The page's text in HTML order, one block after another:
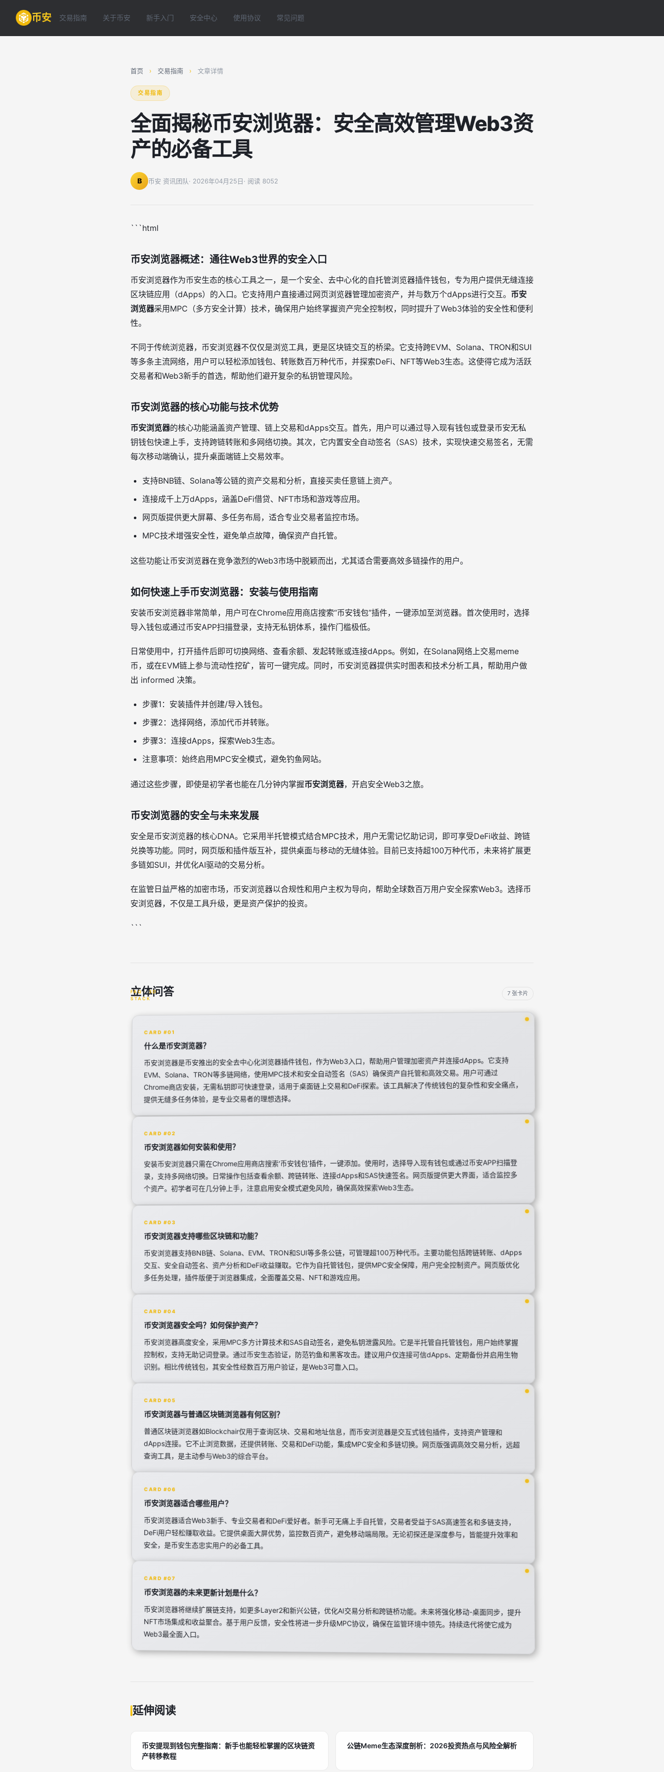
币安 交易指南 关于币安 新手入门 安全中心 使用协议 常见问题
首页 › 交易指南 › 文章详情
交易指南
全面揭秘币安浏览器：安全高效管理Web3资
产的必备工具
B 币安 资讯团队· 2026年04月25日· 阅读 8052
```html
币安浏览器概述：通往Web3世界的安全入口
币安浏览器作为币安生态的核心工具之一，是一个安全、去中心化的自托管浏览器插件钱包，专为用户提供无缝连接
区块链应用（dApps）的入口。它支持用户直接通过网页浏览器管理加密资产，并与数万个dApps进行交互。 币安
浏览器采用MPC（多方安全计算）技术，确保用户始终掌握资产完全控制权，同时提升了Web3体验的安全性和便利
性。
不同于传统浏览器，币安浏览器不仅仅是浏览工具，更是区块链交互的桥梁。它支持跨EVM、Solana、TRON和SUI
等多条主流网络，用户可以轻松添加钱包、转账数百万种代币，并探索DeFi、NFT等Web3生态。这使得它成为活跃
交易者和Web3新手的首选，帮助他们避开复杂的私钥管理风险。
币安浏览器的核心功能与技术优势
币安浏览器的核心功能涵盖资产管理、链上交易和dApps交互。首先，用户可以通过导入现有钱包或登录币安无私
钥钱包快速上手，支持跨链转账和多网络切换。其次，它内置安全自动签名（SAS）技术，实现快速交易签名，无需
每次移动端确认，提升桌面端链上交易效率。
支持BNB链、Solana等公链的资产交易和分析，直接买卖任意链上资产。
连接成千上万dApps，涵盖DeFi借贷、NFT市场和游戏等应用。
网页版提供更大屏幕、多任务布局，适合专业交易者监控市场。
MPC技术增强安全性，避免单点故障，确保资产自托管。
这些功能让币安浏览器在竞争激烈的Web3市场中脱颖而出，尤其适合需要高效多链操作的用户。
如何快速上手币安浏览器：安装与使用指南
安装币安浏览器非常简单，用户可在Chrome应用商店搜索“币安钱包”插件，一键添加至浏览器。首次使用时，选择
导入钱包或通过币安APP扫描登录，支持无私钥体系，操作门槛极低。
日常使用中，打开插件后即可切换网络、查看余额、发起转账或连接dApps。例如，在Solana网络上交易meme
币，或在EVM链上参与流动性挖矿，皆可一键完成。同时，币安浏览器提供实时图表和技术分析工具，帮助用户做
出 informed 决策。
步骤1：安装插件并创建/导入钱包。
步骤2：选择网络，添加代币并转账。
步骤3：连接dApps，探索Web3生态。
注意事项：始终启用MPC安全模式，避免钓鱼网站。
通过这些步骤，即使是初学者也能在几分钟内掌握币安浏览器，开启安全Web3之旅。
币安浏览器的安全与未来发展
安全是币安浏览器的核心DNA。它采用半托管模式结合MPC技术，用户无需记忆助记词，即可享受DeFi收益、跨链
兑换等功能。同时，网页版和插件版互补，提供桌面与移动的无缝体验。目前已支持超100万种代币，未来将扩展更
多链如SUI，并优化AI驱动的交易分析。
在监管日益严格的加密市场，币安浏览器以合规性和用户主权为导向，帮助全球数百万用户安全探索Web3。选择币
安浏览器，不仅是工具升级，更是资产保护的投资。
```
立体问答 7 张卡片
CARD #01
什么是币安浏览器？
币安浏览器是币安推出的安全去中心化浏览器插件钱包，作为Web3入口，帮助用户管理加密资产并连接dApps。它支持
EVM、Solana、TRON等多链网络，使用MPC技术和安全自动签名（SAS）确保资产自托管和高效交易。用户可通过
Chrome商店安装，无需私钥即可快速登录，适用于桌面链上交易和DeFi探索。该工具解决了传统钱包的复杂性和安全痛点，
提供无缝多任务体验，是专业交易者的理想选择。
CARD #02
币安浏览器如何安装和使用？
安装币安浏览器只需在Chrome应用商店搜索'币安钱包'插件，一键添加。使用时，选择导入现有钱包或通过币安APP扫描登
录，支持多网络切换。日常操作包括查看余额、跨链转账、连接dApps和SAS快速签名。网页版提供更大界面，适合监控多
个资产。初学者可在几分钟上手，注意启用安全模式避免风险，确保高效探索Web3生态。
CARD #03
币安浏览器支持哪些区块链和功能？
币安浏览器支持BNB链、Solana、EVM、TRON和SUI等多条公链，可管理超100万种代币。主要功能包括跨链转账、dApps
交互、安全自动签名、资产分析和DeFi收益赚取。它作为自托管钱包，提供MPC安全保障，用户完全控制资产。网页版优化
多任务处理，插件版便于浏览器集成，全面覆盖交易、NFT和游戏应用。
CARD #04
币安浏览器安全吗？如何保护资产？
币安浏览器高度安全，采用MPC多方计算技术和SAS自动签名，避免私钥泄露风险。它是半托管自托管钱包，用户始终掌握
控制权，支持无助记词登录。通过币安生态验证，防范钓鱼和黑客攻击。建议用户仅连接可信dApps、定期备份并启用生物
识别。相比传统钱包，其安全性经数百万用户验证，是Web3可靠入口。
CARD #05
币安浏览器与普通区块链浏览器有何区别？
普通区块链浏览器如Blockchair仅用于查询区块、交易和地址信息，而币安浏览器是交互式钱包插件，支持资产管理和
dApps连接。它不止浏览数据，还提供转账、交易和DeFi功能，集成MPC安全和多链切换。网页版强调高效交易分析，远超
查询工具，是主动参与Web3的综合平台。
CARD #06
币安浏览器适合哪些用户？
币安浏览器适合Web3新手、专业交易者和DeFi爱好者。新手可无痛上手自托管，交易者受益于SAS高速签名和多链支持，
DeFi用户轻松赚取收益。它提供桌面大屏优势，监控数百资产，避免移动端局限。无论初探还是深度参与，皆能提升效率和
安全，是币安生态忠实用户的必备工具。
CARD #07
币安浏览器的未来更新计划是什么？
币安浏览器将继续扩展链支持，如更多Layer2和新兴公链，优化AI交易分析和跨链桥功能。未来将强化移动-桌面同步，提升
NFT市场集成和收益聚合。基于用户反馈，安全性将进一步升级MPC协议，确保在监管环境中领先。持续迭代将使它成为
Web3最全面入口。
延伸阅读
币安提现到钱包完整指南：新手也能轻松掌握的区块链资
产转移教程
公链Meme生态深度剖析：2026投资热点与风险全解析